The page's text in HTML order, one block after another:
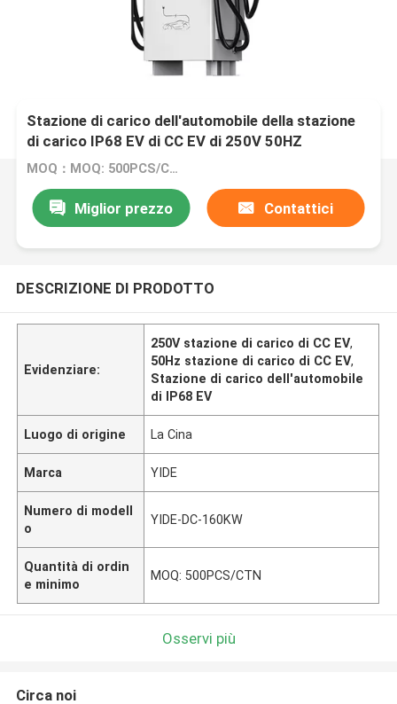
Stazione di carico dell'automobile della stazione
di carico IP68 EV di CC EV di 250V 50HZ
MOQ：MOQ: 500PCS/CTN
Miglior prezzo Contattici
DESCRIZIONE DI PRODOTTO
Evidenziare:
250V stazione di carico di CC EV,
50Hz stazione di carico di CC EV,
Stazione di carico dell'automobile
di IP68 EV
Luogo di origine La Cina
Marca YIDE
Numero di modell
o
YIDE-DC-160KW
Quantità di ordin
e minimo
MOQ: 500PCS/CTN
Osservi più
Circa noi